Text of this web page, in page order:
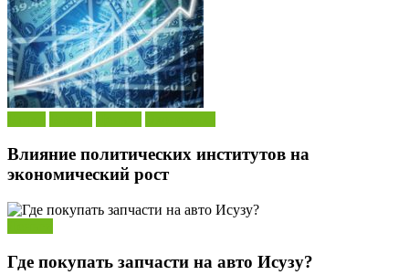
Влияние политических институтов на
экономический рост
Где покупать запчасти на авто Исузу?